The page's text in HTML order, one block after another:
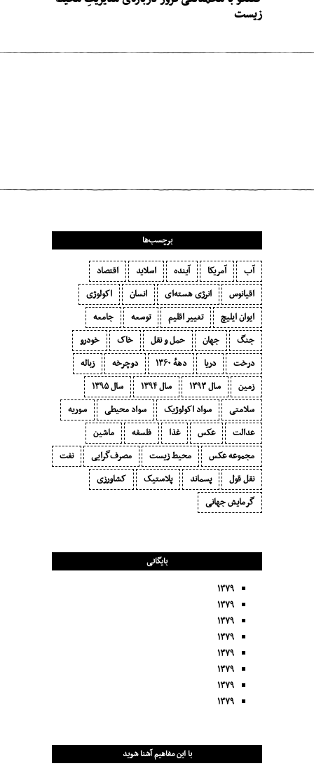
زیست
برچسب‌ها
آب آمریکا آینده اسلاید
اقتصاد
اقیانوس
انرژی هسته‌ای انسان
اکولوژی
ایوان ایلیچ
تغییر اقلیم توسعه
جامعه
جنگ
جهان حمل و نقل خاک
خودرو
درخت
دریا دههٔ ۱‍۳۶۰ دوچرخه
زباله
زمین
سال ۱۳۹۳ سال ۱۳۹۴
سال ۱۳۹۵
سلامتی
سواد اکولوژیک سواد محیطی
سوریه
عدالت
عکس غذا فلسفه
ماشین
مجموعه عکس
محیط زیست مصرف‌گرایی‬
نفت
نقل قول
پسماند پلاستیک
کشاورزی
گرمایش جهانی
بایگانی
۱۳۷۹
۱۳۷۹
۱۳۷۹
۱۳۷۹
۱۳۷۹
۱۳۷۹
۱۳۷۹
۱۳۷۹
با این مفاهیم آشنا شوید